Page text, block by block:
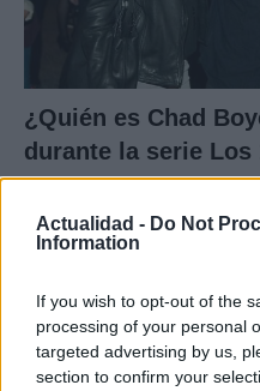
Actualidad - Do Not
Information
If you wish to opt-out of the
processing of your personal
targeted advertising by us,
section to confirm your
¿Quién es Chad
durante la serie Los